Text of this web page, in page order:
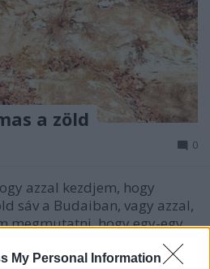
My Personal Information
a zöld
0
azzal kezdjem, hogy
sáv a Budaiban, vagy azzal,
megmutatni, hogy egy-egy
útnak… Mindig is tetszettek
előtt készült fotók, amin